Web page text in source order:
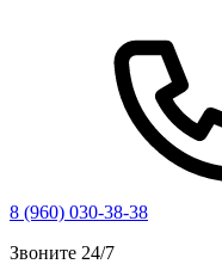
8 (960) 030-38-38
Звоните 24/7